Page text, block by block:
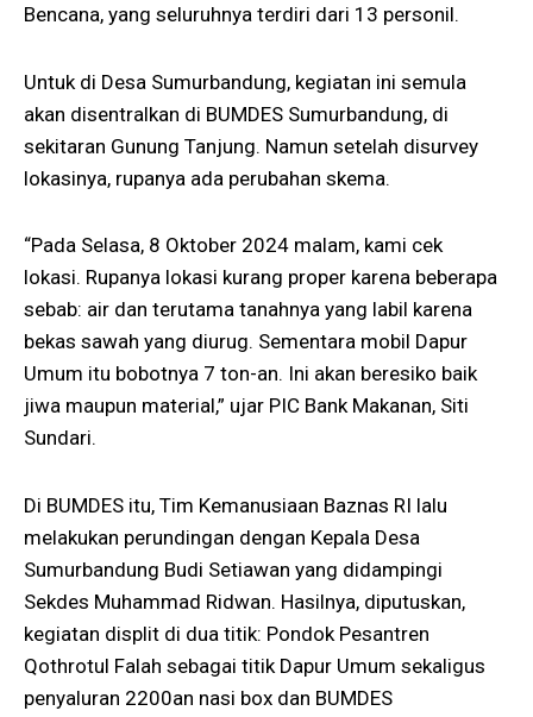
Bencana, yang seluruhnya terdiri dari 13 personil.
Untuk di Desa Sumurbandung, kegiatan ini semula
akan disentralkan di BUMDES Sumurbandung, di
sekitaran Gunung Tanjung. Namun setelah disurvey
lokasinya, rupanya ada perubahan skema.
“Pada Selasa, 8 Oktober 2024 malam, kami cek
lokasi. Rupanya lokasi kurang proper karena beberapa
sebab: air dan terutama tanahnya yang labil karena
bekas sawah yang diurug. Sementara mobil Dapur
Umum itu bobotnya 7 ton-an. Ini akan beresiko baik
jiwa maupun material,” ujar PIC Bank Makanan, Siti
Sundari.
Di BUMDES itu, Tim Kemanusiaan Baznas RI lalu
melakukan perundingan dengan Kepala Desa
Sumurbandung Budi Setiawan yang didampingi
Sekdes Muhammad Ridwan. Hasilnya, diputuskan,
kegiatan displit di dua titik: Pondok Pesantren
Qothrotul Falah sebagai titik Dapur Umum sekaligus
penyaluran 2200an nasi box dan BUMDES